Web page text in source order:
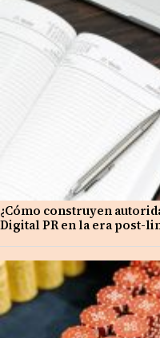
¿Cómo construyen
Digital PR en la era post-